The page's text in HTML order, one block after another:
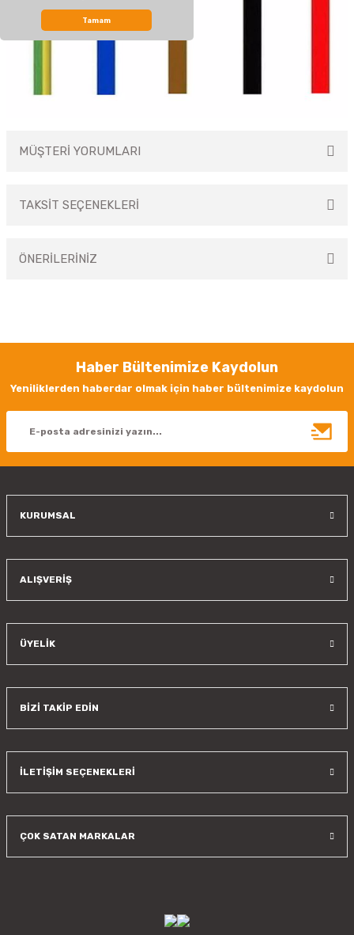
Tamam
MÜŞTERİ YORUMLARI
TAKSİT SEÇENEKLERİ
ÖNERİLERİNİZ
Görüş ve önerileriniz için teşekkür ederiz.
Ürün resmi kalitesiz, bozuk veya görüntülenemiyor.
Ürün bilgilerinde hatalar bulunuyor.
Haber Bültenimize Kaydolun
Yeniliklerden haberdar olmak için haber bültenimize kaydolun
KURUMSAL
ALIŞVERİŞ
ÜYELİK
BİZİ TAKİP EDİN
İLETİŞİM SEÇENEKLERİ
ÇOK SATAN MARKALAR